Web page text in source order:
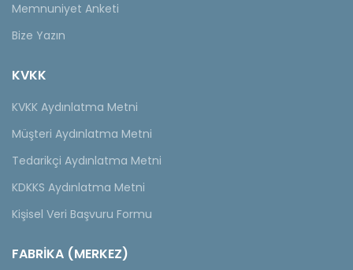
Memnuniyet Anketi
Bize Yazın
KVKK
KVKK Aydınlatma Metni
Müşteri Aydınlatma Metni
Tedarikçi Aydınlatma Metni
KDKKS Aydınlatma Metni
Kişisel Veri Başvuru Formu
FABRİKA (MERKEZ)